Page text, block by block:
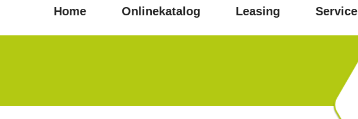
Home Onlinekatalog Leasing Service